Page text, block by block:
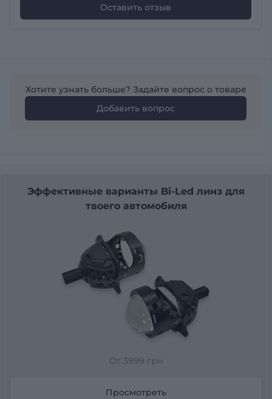
Оставить отзыв
Хотите узнать больше? Задайте вопрос о товаре
Добавить вопрос
Эффективные варианты Bi-Led линз для
твоего автомобиля
От 3999 грн
Просмотреть